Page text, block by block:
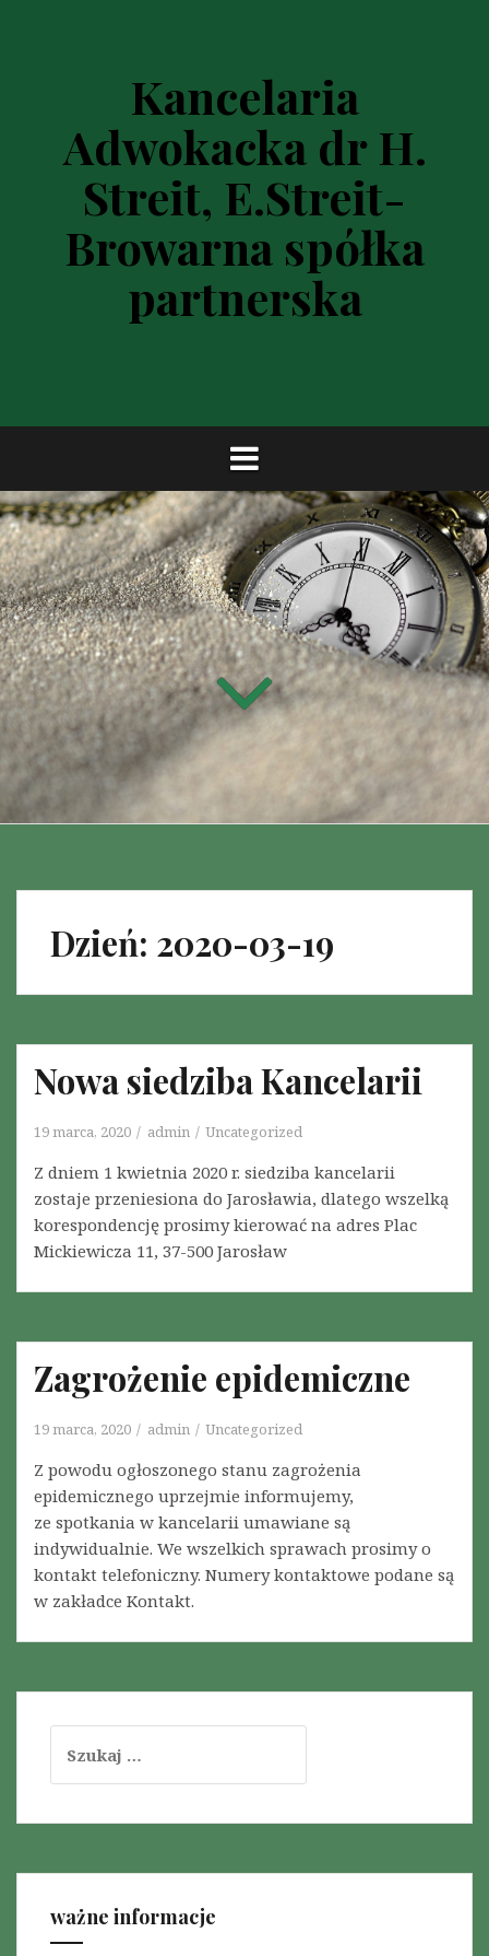
i
Kancelaria
Adwokacka dr H.
Streit, E.Streit-
Browarna spółka
partnerska
Dzień: 2020-03-19
Nowa siedziba Kancelarii
19 marca, 2020 admin Uncategorized
Z dniem 1 kwietnia 2020 r. siedziba kancelarii
zostaje przeniesiona do Jarosławia, dlatego wszelką
korespondencję prosimy kierować na adres Plac
Mickiewicza 11, 37-500 Jarosław
Zagrożenie epidemiczne
19 marca, 2020 admin Uncategorized
Z powodu ogłoszonego stanu zagrożenia
epidemicznego uprzejmie informujemy,
ze spotkania w kancelarii umawiane są
indywidualnie. We wszelkich sprawach prosimy o
kontakt telefoniczny. Numery kontaktowe podane są
w zakładce Kontakt.
u
k
j
ważne informacje